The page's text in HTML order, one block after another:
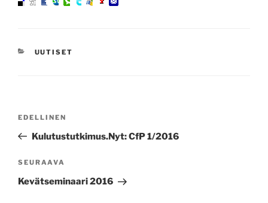
KATEGORIAT
UUTISET
Edellinen
artikkeli
EDELLINEN
Kulutustutkimus.Nyt: CfP 1/2016
Seuraava
artikkeli
SEURAAVA
Kevätseminaari 2016